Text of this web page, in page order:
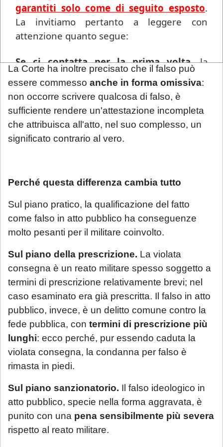
funzione: attestare l'effettivo svolgimento del
servizio comandato. Ne consegue la sua
natura
di atto pubblico fidefaciente
La Corte ha inoltre precisato che il falso può
essere commesso anche in forma omissiva:
non occorre scrivere qualcosa di falso, è
sufficiente rendere un'attestazione incompleta
che attribuisca all'atto, nel suo complesso, un
significato contrario al vero.
Perché questa differenza cambia tutto
Sul piano pratico, la qualificazione del fatto
come falso in atto pubblico ha conseguenze
molto pesanti per il militare coinvolto.
Sul piano della prescrizione. La violata
consegna è un reato militare spesso soggetto a
termini di prescrizione relativamente brevi; nel
caso esaminato era già prescritta. Il falso in atto
pubblico, invece, è un delitto comune contro la
fede pubblica, con termini di prescrizione più
lunghi: ecco perché, pur essendo caduta la
violata consegna, la condanna per falso è
rimasta in piedi.
Sul piano sanzionatorio. Il falso ideologico in
atto pubblico, specie nella forma aggravata, è
punito con una pena sensibilmente più severa
rispetto al reato militare.
garantiti solo come di seguito esposto.
La invitiamo pertanto a leggere con
attenzione quanto segue:
Se ci contatta per la prima volta, la
informiamo che ogni richiesta di
consulenza pervenuta in questo periodo
sarà gestita in videoconferenza a fronte di
un compenso di€ 180,00, in ragione del
periodo di chiusura dello Studio.Si precisa
che tale maggiorazione non comporta un
dei professionisti, in relazione all'urgenza
della questione posta. Se interessato, si
invita a mandare una mail con richiesta di
prenotazione.
Sarà comunque garantita assistenza
urgente esclusivamente per le seguenti
casistiche:
avviso di conclusione delle indagini ex
art. 415-bis c.p.p.;
ricorsi, memorie e osservazioni con
termine di scadenza ricadente nel
periodo di chiusura,solo se
comunicate tempestivamente alla
notifica
Per tali casistiche La invitiamo a descrivere
dettagliatamente la situazione in una
email: la Sua richiesta sarà evasa